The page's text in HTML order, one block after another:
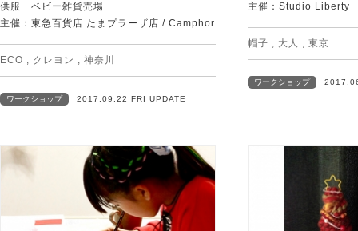
供服 ベビー雑貨売場
主催：東急百貨店 たまプラーザ店 / Camphor
ECO , クレヨン , 神奈川
ワークショップ 2017.09.22 FRI UPDATE
主催：Studio Liberty
帽子 , 大人 , 東京
ワークショップ